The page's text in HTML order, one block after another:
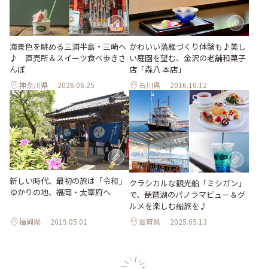
海景色を眺める三浦半島・三崎へ
♪ 直売所＆スイーツ食べ歩きさ
んぽ
神奈川県 2026.06.25
かわいい落雁づくり体験も♪美し
い庭園を望む、金沢の老舗和菓子
店「森八 本店」
石川県 2016.10.12
新しい時代、最初の旅は「令和」
ゆかりの地、福岡・太宰府へ
福岡県 2019.05.01
クラシカルな観光船「ミシガン」
で、琵琶湖のパノラマビュー＆グ
ルメを楽しむ船旅を♪
滋賀県 2025.05.13